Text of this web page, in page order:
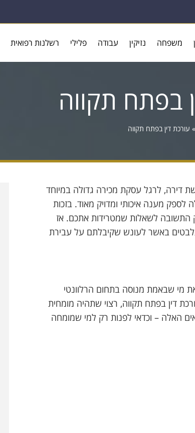
משפחה נזיקין עבודה פלילי רשלנות רפואית
בפתח תקווה
» עורכת דין בפתח תקווה
דירה, לרגל עסקת מכירה גדולה במיוחד
מענה איכותי ומדויק מאוד. בזכות
התשובה לשאלות שמטרידות אתכם. אז
באשר לעונש שקיבלתם על עבירת
את מי שבאמת מנוסה בתחום הרלוונטי
דין בפתח תקווה, רצוי שתהיה מומחית
האלה – וכדאי לפנות רק למי שמומחה